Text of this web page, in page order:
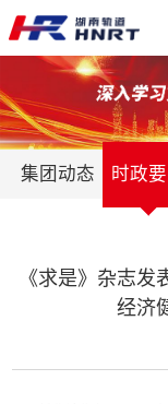
集团动态 时政
《求是》杂志
经济